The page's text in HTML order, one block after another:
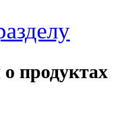
продуктах